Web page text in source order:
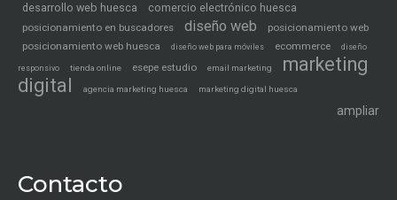
desarrollo web huesca comercio electrónico huesca
posicionamiento en buscadores diseño web
posicionamiento web
posicionamiento web huesca
diseño web para móviles ecommerce diseño
responsivo tienda online esepe estudio email marketing
marketing
digital
agencia marketing huesca marketing digital huesca
ampliar
Contacto